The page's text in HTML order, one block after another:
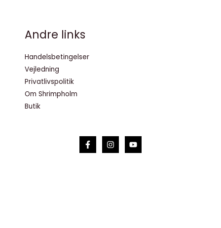
Andre links
Handelsbetingelser
Vejledning
Privatlivspolitik
Om Shrimpholm
Butik